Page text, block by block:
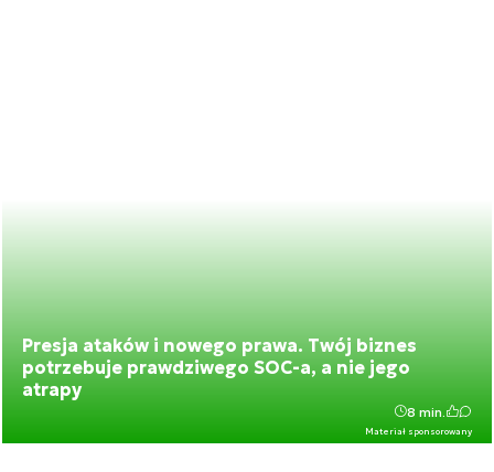
Presja ataków i nowego prawa. Twój biznes
potrzebuje prawdziwego SOC-a, a nie jego
atrapy
Materiał sponsorowany
8 min.